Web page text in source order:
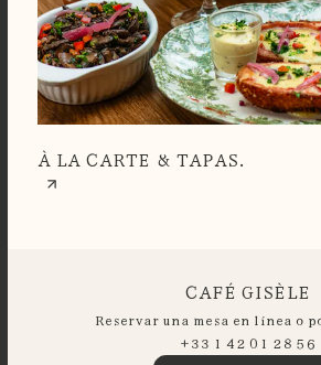
À LA CARTE & TAPAS.
CAFÉ GISÈLE
Reservar una mesa en línea o
+33 1 42 01 28 56